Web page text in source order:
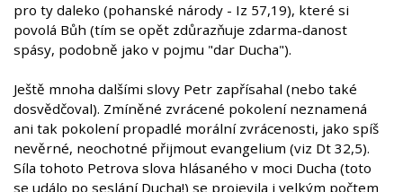
pro ty daleko (pohanské národy - Iz 57,19), které si
povolá Bůh (tím se opět zdůrazňuje zdarma-danost
spásy, podobně jako v pojmu "dar Ducha").
Ještě mnoha dalšími slovy Petr zapřísahal (nebo také
dosvědčoval). Zmíněné zvrácené pokolení neznamená
ani tak pokolení propadlé morální zvrácenosti, jako spíš
nevěrné, neochotné přijmout evangelium (viz Dt 32,5).
Síla tohoto Petrova slova hlásaného v moci Ducha (toto
se událo po seslání Ducha!) se projevila i velkým počtem